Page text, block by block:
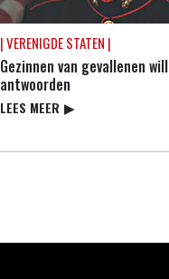
| VERENIGDE STATEN |
Gezinnen van gevallenen
antwoorden
LEES MEER ▶